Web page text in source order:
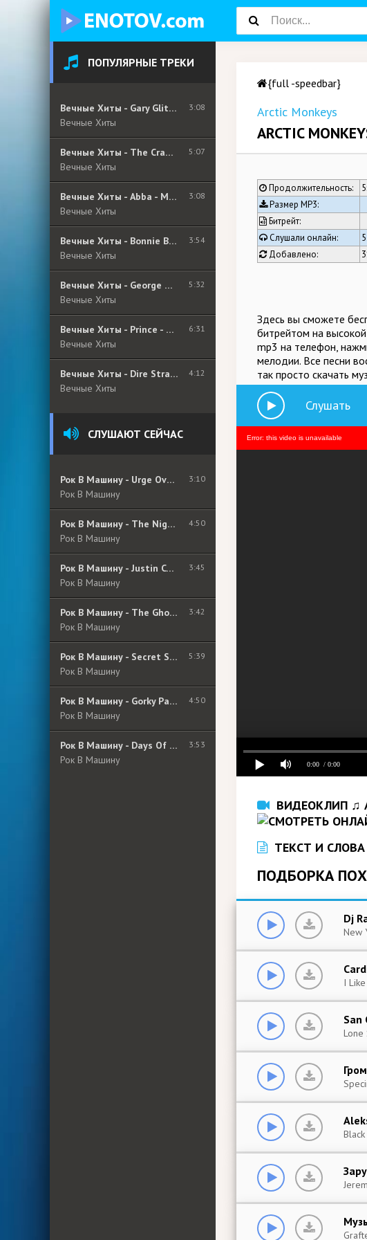
ПОПУЛЯРНЫЕ ТРЕКИ
Вечные Хиты - Gary Glitter - I Love You Love Me Love
Вечные Хиты
3:08
Вечные Хиты - The Cranberries - Zombie (Album Version)
Вечные Хиты
5:07
Вечные Хиты - Abba - Money Money Money
Вечные Хиты
3:08
Вечные Хиты - Bonnie Bianco & Pierre Cosso - Stay
Вечные Хиты
3:54
Вечные Хиты - George Michael - Older
Вечные Хиты
5:32
Вечные Хиты - Prince - Purple Rain
Вечные Хиты
6:31
Вечные Хиты - Dire Straits - Walk Of Life
Вечные Хиты
4:12
СЛУШАЮТ СЕЙЧАС
Рок В Машину - Urge Overkill - Girl, You&#039;ll Be A Woman Soon
Рок В Машину
3:10
Рок В Машину - The Night Flight Orchestra - Sad State Of Affairs
Рок В Машину
4:50
Рок В Машину - Justin Cordle - Separate
Рок В Машину
3:45
Рок В Машину - The Ghost Peppers - Part Of Me
Рок В Машину
3:42
Рок В Машину - Secret Sphere - Courage
Рок В Машину
5:39
Рок В Машину - Gorky Park - Stranger
Рок В Машину
4:50
Рок В Машину - Days Of Jupiter - I Am Stone
Рок В Машину
3:53
{full -speedbar}
Arctic Monkeys
ARCTIC
Продолжительность:
Размер MP3:
Битрейт:
Слушали онлайн:
Добавлено:
Здесь вы сможете
битрейтом на
mp3 на телефон,
мелодии. Все песни
так просто скачать
Слушать
0:00 / 0:00
Error: this video is unavailable
ВИДЕОКЛИП ♫
ТЕКСТ И СЛОВА
ПОДБОРКА
Dj
New
I
San
Lone